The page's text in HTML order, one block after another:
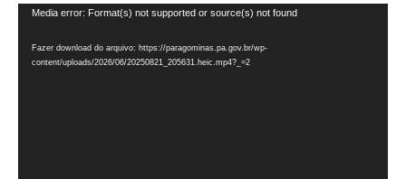
Tocador
vídeo
Media error: Format(s) not supported or source(s) not found
Fazer download do arquivo: https://paragominas.pa.gov.br/wp-
content/uploads/2026/06/20250821_205631.heic.mp4?_=2